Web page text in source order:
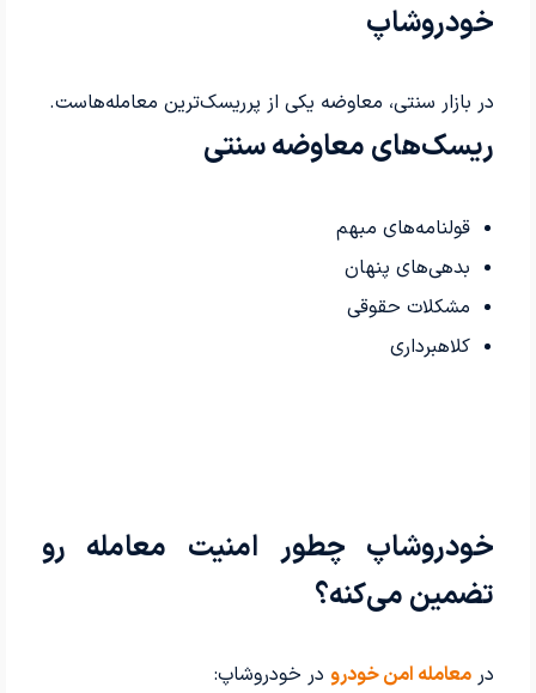
خودروشاپ
در بازار سنتی، معاوضه یکی از پرریسک‌ترین معامله‌هاست.
ریسک‌های معاوضه سنتی
قولنامه‌های مبهم
بدهی‌های پنهان
مشکلات حقوقی
کلاهبرداری
خودروشاپ چطور امنیت معامله رو
تضمین می‌کنه؟
در معامله امن خودرودر خودروشاپ: